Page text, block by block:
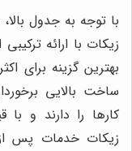
با توجه به جدول
زیکات با ارائه
بهترین گزینه برای
ساخت بالایی
کارها را دارند و
زیکات خدمات پس